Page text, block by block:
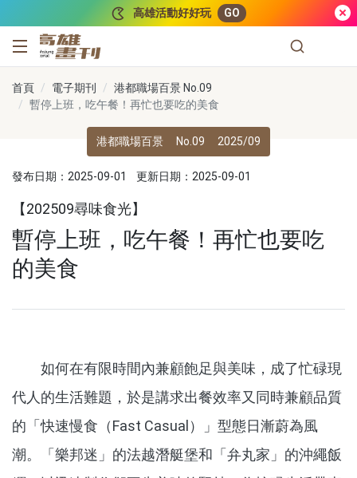
高雄活動好好玩 GO
高雄畫刊
首頁 電子期刊
港都職場百景 No.09
暫停上班，吃午餐！再忙也要吃的美食
港都職場百景 No.09 2025/09
發布日期：2025-09-01 更新日期：2025-09-01
【202509尋味食光】
暫停上班，吃午餐！再忙也要吃
的美食
如何在有限時間內兼顧飽足與美味，成了忙碌現
代人的生活難題，於是講求出餐效率又同時兼顧品質
的「快速慢食（Fast Casual）」型態日漸蔚為風
潮。「樂邦迷」的法越潛艇堡和「弁丸家」的沖繩飯